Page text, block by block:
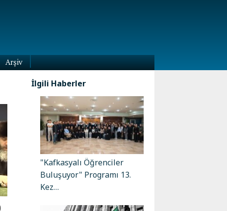
Arşiv
İlgili Haberler
"Kafkasyalı Öğrenciler
Buluşuyor" Programı 13.
Kez…